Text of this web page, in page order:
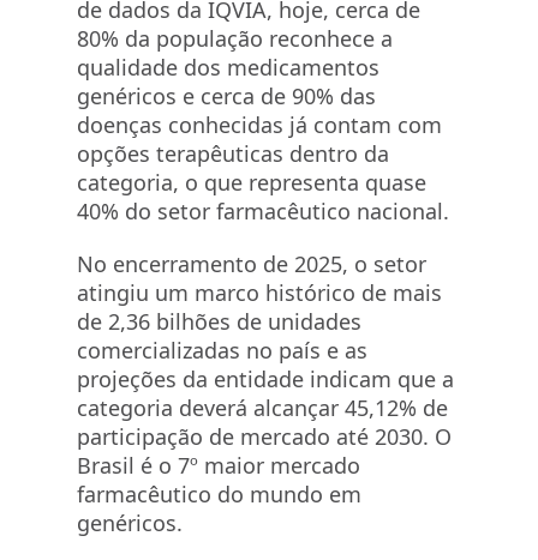
de dados da IQVIA, hoje, cerca de
80% da população reconhece a
qualidade dos medicamentos
genéricos e cerca de 90% das
doenças conhecidas já contam com
opções terapêuticas dentro da
categoria, o que representa quase
40% do setor farmacêutico nacional.
No encerramento de 2025, o setor
atingiu um marco histórico de mais
de 2,36 bilhões de unidades
comercializadas no país e as
projeções da entidade indicam que a
categoria deverá alcançar 45,12% de
participação de mercado até 2030. O
Brasil é o 7º maior mercado
farmacêutico do mundo em
genéricos.